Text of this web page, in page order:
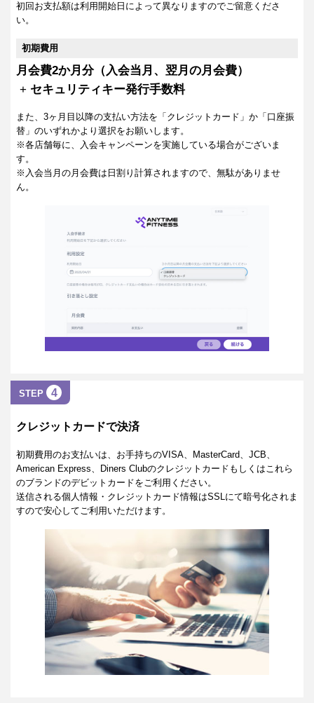
初回お支払額は利用開始日によって異なりますのでご留意くださ
い。
初期費用
月会費2か月分（入会当月、翌月の月会費）
+ セキュリティキー発行手数料
また、3ヶ月目以降の支払い方法を「クレジットカード」か「口座振
替」のいずれかより選択をお願いします。
※各店舗毎に、入会キャンペーンを実施している場合がございま
す。
※入会当月の月会費は日割り計算されますので、無駄がありませ
ん。
STEP 4
クレジットカードで決済
初期費用のお支払いは、お手持ちのVISA、MasterCard、JCB、
American Express、Diners Clubのクレジットカードもしくはこれら
のブランドのデビットカードをご利用ください。
送信される個人情報・クレジットカード情報はSSLにて暗号化されま
すので安心してご利用いただけます。